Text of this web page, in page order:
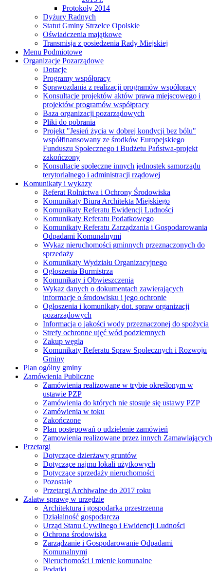
Protokoły 2014
Dyżury Radnych
Statut Gminy Strzelce Opolskie
Oświadczenia majątkowe
Transmisja z posiedzenia Rady Miejskiej
Menu Podmiotowe
Organizacje Pozarządowe
Dotacje
Programy współpracy
Sprawozdania z realizacji programów współpracy
Konsultacje projektów aktów prawa miejscowego i
projektów programów współpracy
Baza organizacji pozarządowych
Pliki do pobrania
Projekt "Jesień życia w dobrej kondycji bez bólu"
współfinansowany ze środków Europejskiego
Funduszu Społecznego i Budżetu Państwa-projekt
zakończony
Konsultacje społeczne innych jednostek samorządu
terytorialnego i administracji rządowej
Komunikaty i wykazy
Referat Rolnictwa i Ochrony Środowiska
Komunikaty Biura Architekta Miejskiego
Komunikaty Referatu Ewidencji Ludności
Komunikaty Referatu Podatkowego
Komunikaty Referatu Zarządzania i Gospodarowania
Odpadami Komunalnymi
Wykaz nieruchomości gminnych przeznaczonych do
sprzedaży
Komunikaty Wydziału Organizacyjnego
Ogłoszenia Burmistrza
Komunikaty i Obwieszczenia
Wykaz danych o dokumentach zawierających
informacje o środowisku i jego ochronie
Ogłoszenia i komunikaty dot. spraw organizacji
pozarządowych
Informacja o jakości wody przeznaczonej do spożycia
Strefy ochronne ujęć wód podziemnych
Zakup węgla
Komunikaty Referatu Spraw Spolecznych i Rozwoju
Gminy
Plan ogólny gminy
Zamówienia Publiczne
Zamówienia realizowane w trybie określonym w
ustawie PZP
Zamówienia do których nie stosuje się ustawy PZP
Zamówienia w toku
Zakończone
Plan postępowań o udzielenie zamówień
Zamowienia realizowane przez innych Zamawiających
Przetargi
Dotyczące dzierżawy gruntów
Dotyczące najmu lokali użytkowych
Dotyczące sprzedaży nieruchomości
Pozostałe
Przetargi Archiwalne do 2017 roku
Załatw sprawę w urzędzie
Architektura i gospodarka przestrzenna
Działalność gospodarcza
Urząd Stanu Cywilnego i Ewidencji Ludności
Ochrona środowiska
Zarządzanie i Gospodarowanie Odpadami
Komunalnymi
Nieruchomości i mienie komunalne
Podatki